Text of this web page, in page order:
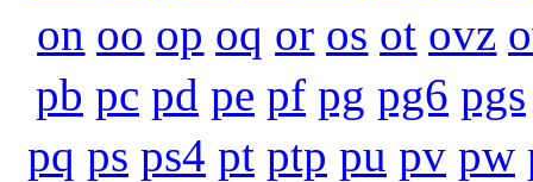
on oo op oq or os ot ovz
pb pc pd pe pf pg pg6 pgs
pq ps ps4 pt ptp pu pv pw